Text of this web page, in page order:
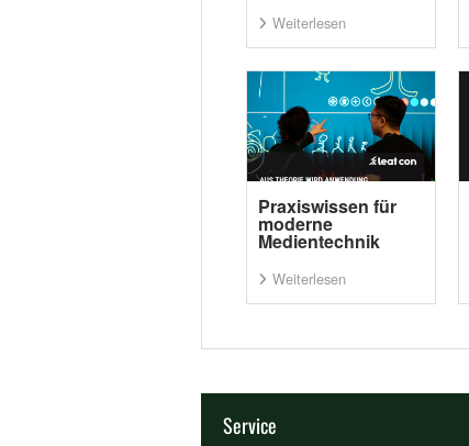
Weiterlesen
Praxiswissen für
moderne
Medientechnik
Weiterlesen
Service